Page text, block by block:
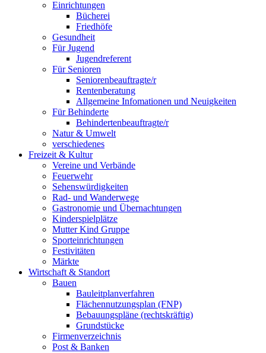
Einrichtungen
Bücherei
Friedhöfe
Gesundheit
Für Jugend
Jugendreferent
Für Senioren
Seniorenbeauftragte/r
Rentenberatung
Allgemeine Infomationen und Neuigkeiten
Für Behinderte
Behindertenbeauftragte/r
Natur & Umwelt
verschiedenes
Freizeit & Kultur
Vereine und Verbände
Feuerwehr
Sehenswürdigkeiten
Rad- und Wanderwege
Gastronomie und Übernachtungen
Kinderspielplätze
Mutter Kind Gruppe
Sporteinrichtungen
Festivitäten
Märkte
Wirtschaft & Standort
Bauen
Bauleitplanverfahren
Flächennutzungsplan (FNP)
Bebauungspläne (rechtskräftig)
Grundstücke
Firmenverzeichnis
Post & Banken